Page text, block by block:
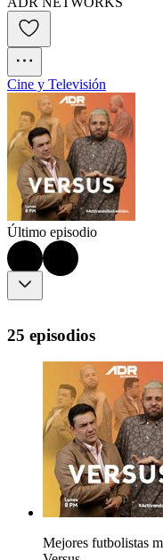
Cine y Televisión
Último episodio
25 episodios
Mejores futbolistas